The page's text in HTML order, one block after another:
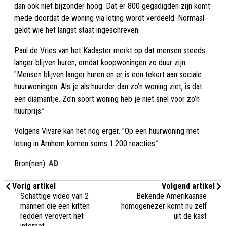
dan ook niet bijzonder hoog. Dat er 800 gegadigden zijn komt
mede doordat de woning via loting wordt verdeeld. Normaal
geldt wie het langst staat ingeschreven.
Paul de Vries van het Kadaster merkt op dat mensen steeds
langer blijven huren, omdat koopwoningen zo duur zijn.
"Mensen blijven langer huren en er is een tekort aan sociale
huurwoningen. Als je als huurder dan zo’n woning ziet, is dat
een diamantje. Zo’n soort woning heb je niet snel voor zo’n
huurprijs.”
Volgens Vivare kan het nog erger. "Op een huurwoning met
loting in Arnhem komen soms 1.200 reacties.”
Bron(nen): AD
Vorig artikel
Schattige video van 2
mannen die een kitten
redden verovert het
Volgend artikel
Bekende Amerikaanse
homogenezer komt nu zelf
uit de kast